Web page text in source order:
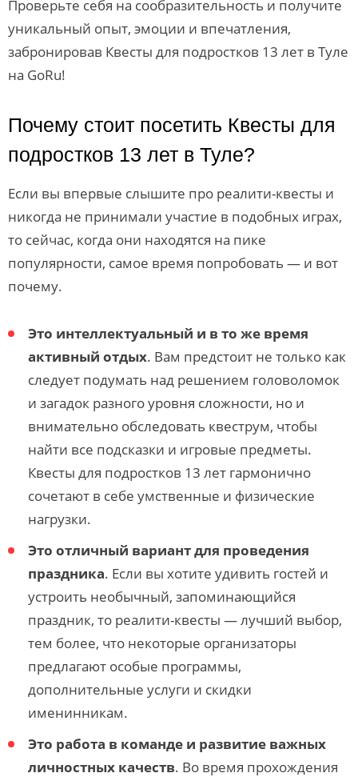
Проверьте себя на сообразительность и получите
уникальный опыт, эмоции и впечатления,
забронировав Квесты для подростков 13 лет в Туле
на GoRu!
Почему стоит посетить Квесты для
подростков 13 лет в Туле?
Если вы впервые слышите про реалити-квесты и
никогда не принимали участие в подобных играх,
то сейчас, когда они находятся на пике
популярности, самое время попробовать — и вот
почему.
Это интеллектуальный и в то же время
активный отдых. Вам предстоит не только как
следует подумать над решением головоломок
и загадок разного уровня сложности, но и
внимательно обследовать квеструм, чтобы
найти все подсказки и игровые предметы.
Квесты для подростков 13 лет гармонично
сочетают в себе умственные и физические
нагрузки.
Это отличный вариант для проведения
праздника. Если вы хотите удивить гостей и
устроить необычный, запоминающийся
праздник, то реалити-квесты — лучший выбор,
тем более, что некоторые организаторы
предлагают особые программы,
дополнительные услуги и скидки
именинникам.
Это работа в команде и развитие важных
личностных качеств. Во время прохождения